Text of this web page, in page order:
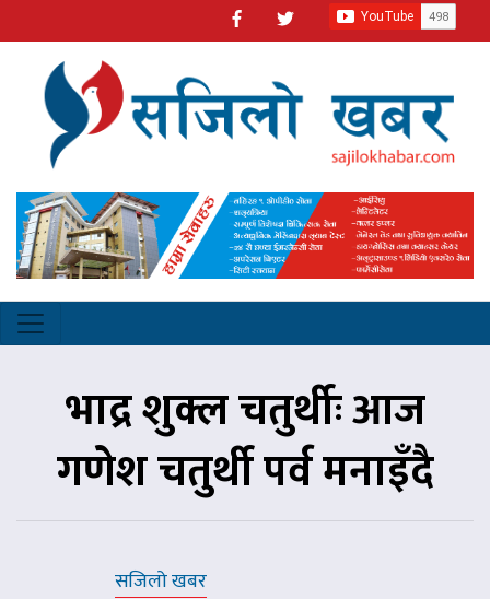
भाद्र शुक्ल चतुर्थीः आज
गणेश चतुर्थी पर्व मनाइँदै
सजिलो खबर